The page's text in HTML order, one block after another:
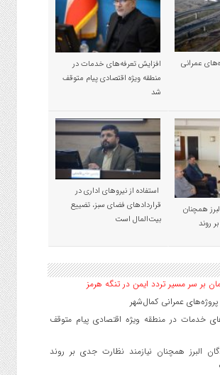
عمرانی
افزایش تعرفه‌های خدمات در
منطقه ویژه اقتصادی پیام متوقف
شد
همچنان
روند
استفاده از نیروهای اداری در
قراردادهای فضای سبز، تضییع
بیت‌المال است
بر سر مسیر تردد ایمن در تنگه هرمز
عمرانی کمال‌شهر
خدمات در منطقه ویژه اقتصادی پیام متوقف
البرز همچنان نیازمند نظارت جدی بر روند